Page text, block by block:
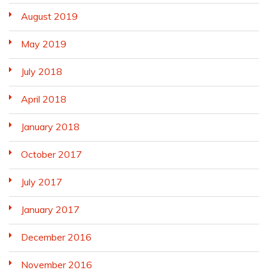
August 2019
May 2019
July 2018
April 2018
January 2018
October 2017
July 2017
January 2017
December 2016
November 2016